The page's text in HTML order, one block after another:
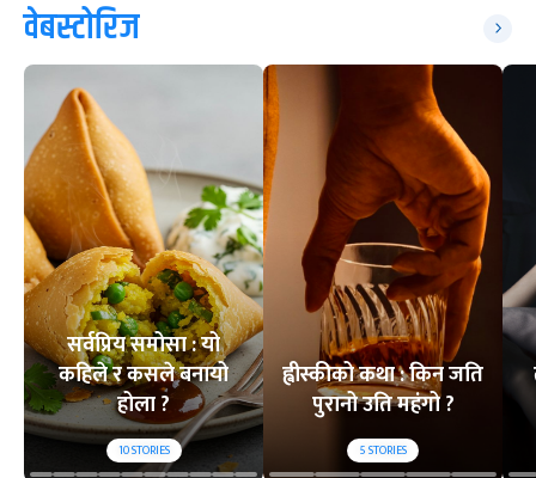
वेबस्टोरिज
सर्वप्रिय समोसा : यो
कहिले र कसले बनायो
होला ?
10STORIES
ह्वीस्कीको कथा : किन जति
पुरानो उति महंगो ?
5STORIES